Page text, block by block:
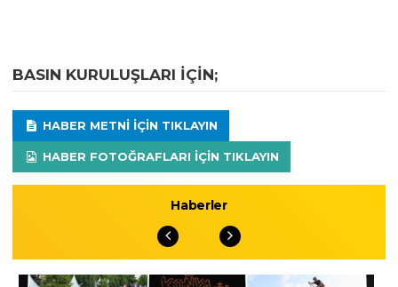
BASIN KURULUŞLARI IÇIN;
HABER METNI IÇIN TIKLAYIN
HABER FOTOĞRAFLARI IÇIN TIKLAYIN
Haberler